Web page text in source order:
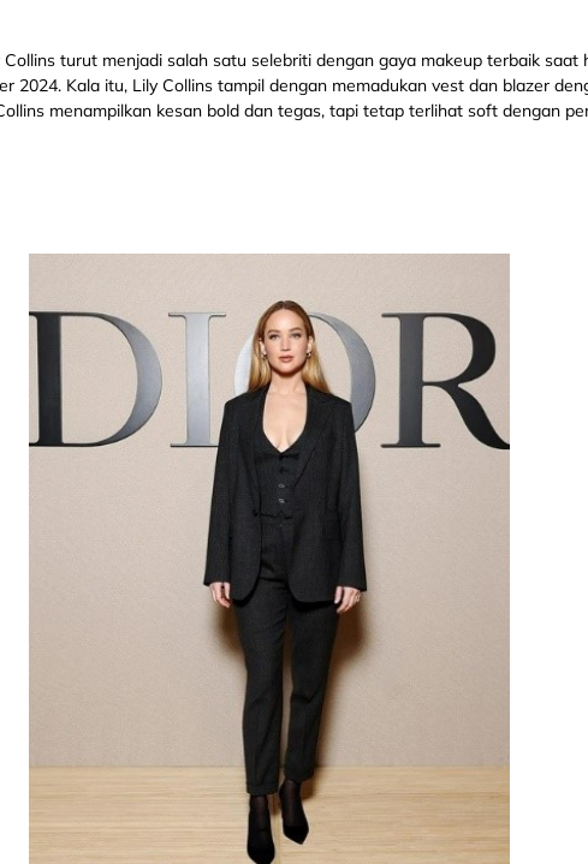
turut menjadi salah satu selebriti dengan gaya makeup terbaik saat
2024. Kala itu, Lily Collins tampil dengan memadukan vest dan blazer
menampilkan kesan bold dan tegas, tapi tetap terlihat soft dengan